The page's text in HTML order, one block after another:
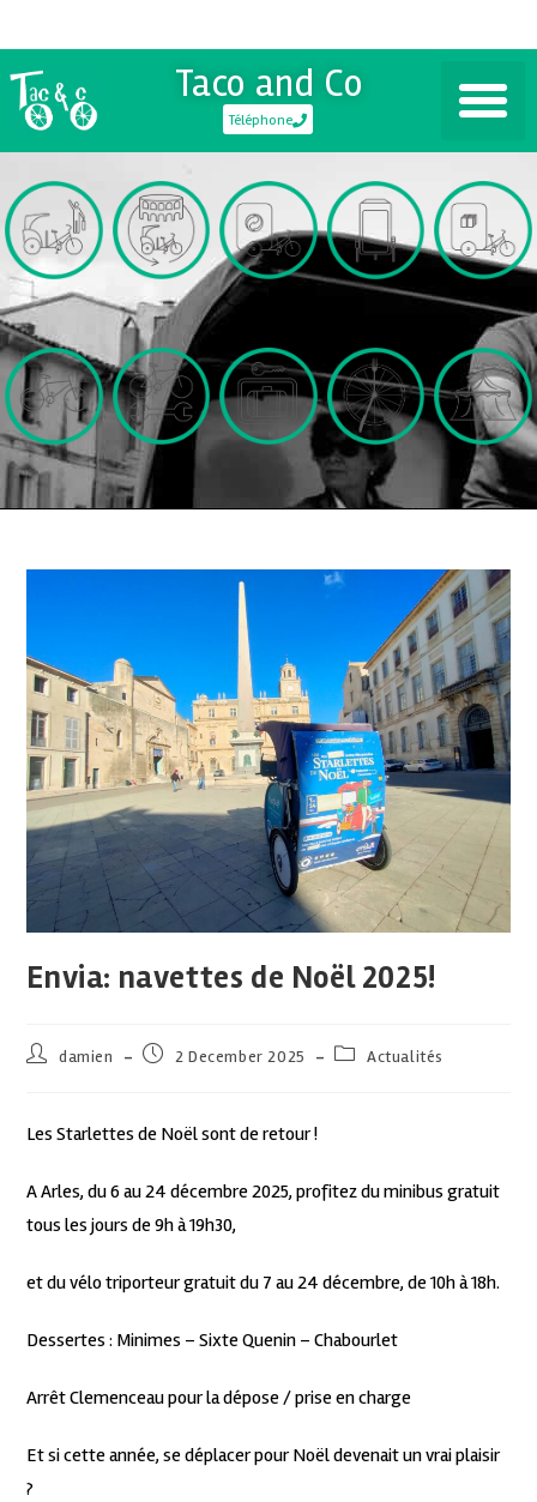
Taco and Co
Téléphone
Envia: navettes de Noël 2025!
damien 2 December 2025 Actualités
Les Starlettes de Noël sont de retour !
A Arles, du 6 au 24 décembre 2025, profitez du minibus gratuit
tous les jours de 9h à 19h30,
et du vélo triporteur gratuit du 7 au 24 décembre, de 10h à 18h.
Dessertes : Minimes – Sixte Quenin – Chabourlet
Arrêt Clemenceau pour la dépose / prise en charge
Et si cette année, se déplacer pour Noël devenait un vrai plaisir
?